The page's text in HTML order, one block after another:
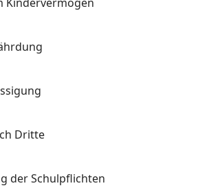
Dritte
der Schulpflichten